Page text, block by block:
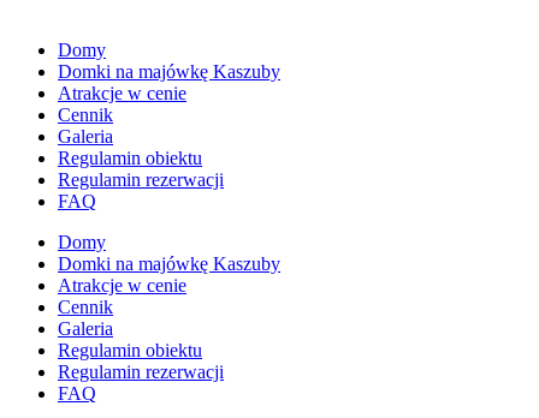
Domy
Domki na majówkę Kaszuby
Atrakcje w cenie
Cennik
Galeria
Regulamin obiektu
Regulamin rezerwacji
FAQ
Domy
Domki na majówkę Kaszuby
Atrakcje w cenie
Cennik
Galeria
Regulamin obiektu
Regulamin rezerwacji
FAQ